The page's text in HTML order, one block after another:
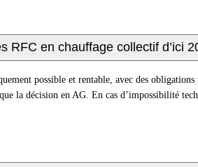
RFC en chauffage collectif d’ici
possible et rentable, avec des
la décision en AG. En cas d’impossibilité